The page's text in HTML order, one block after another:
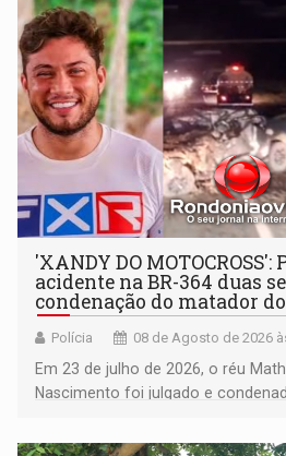
'XANDY DO
acidente na BR-364 duas
condenação do matador
Polícia 08 de Agosto de 2026
Em 23 de julho de 2026, o réu
Nascimento foi julgado e